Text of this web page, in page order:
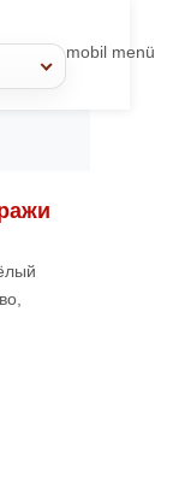
mobil
кражи